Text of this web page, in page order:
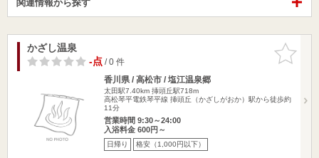
関連情報から探す
お気に入
りに追加
かざし温泉
-点/ 0 件
香川県 / 高松市 / 塩江温泉郷
太田駅7.40km 挿頭丘駅718m
高松琴平電鉄琴平線 挿頭丘（かざしがおか）駅から徒歩約
11分
営業時間 9:30～24:00
入浴料金 600円～
日帰り 格安（1,000円以下）